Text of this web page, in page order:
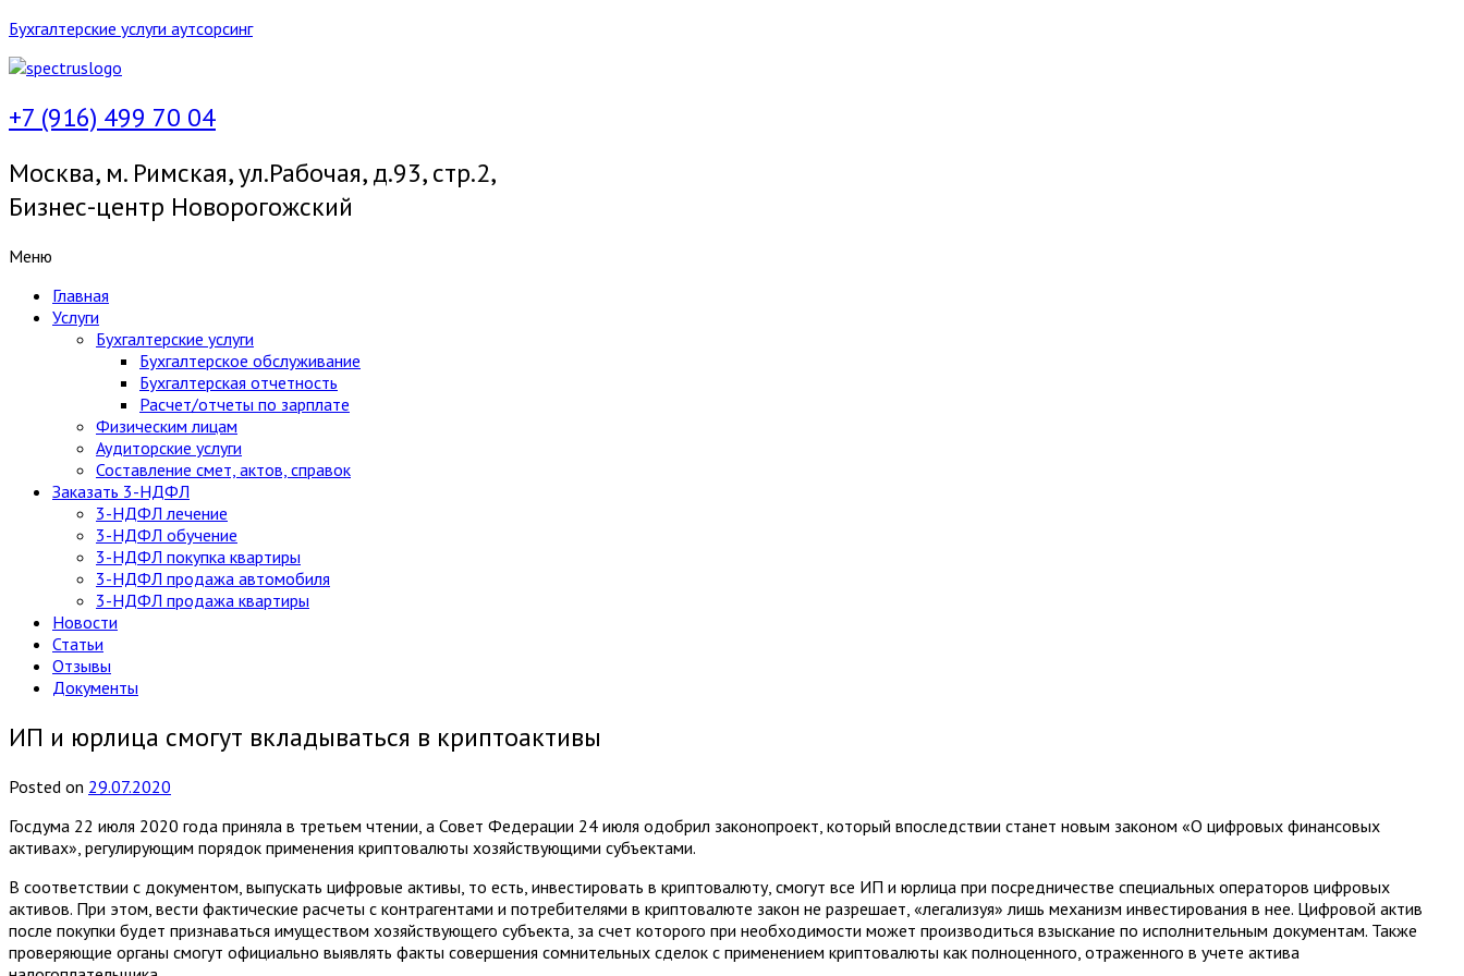
Бухгалтерские услуги аутсорсинг
+7 (916) 499 70 04
Москва, м. Римская, ул.Рабочая, д.93, стр.2,
Бизнес-центр Новорогожский
Меню
Главная
Услуги
Бухгалтерские услуги
Бухгалтерское обслуживание
Бухгалтерская отчетность
Расчет/отчеты по зарплате
Физическим лицам
Аудиторские услуги
Составление смет, актов, справок
Заказать 3-НДФЛ
3-НДФЛ лечение
3-НДФЛ обучение
3-НДФЛ покупка квартиры
3-НДФЛ продажа автомобиля
3-НДФЛ продажа квартиры
Новости
Статьи
Отзывы
Документы
ИП и юрлица смогут вкладываться в криптоактивы
Posted on 29.07.2020
Госдума 22 июля 2020 года приняла в третьем чтении, а Совет Федерации 24 июля одобрил законопроект, который впоследствии станет новым законом «О цифровых финансовых
активах», регулирующим порядок применения криптовалюты хозяйствующими субъектами.
В соответствии с документом, выпускать цифровые активы, то есть, инвестировать в криптовалюту, смогут все ИП и юрлица при посредничестве специальных операторов цифровых
активов. При этом, вести фактические расчеты с контрагентами и потребителями в криптовалюте закон не разрешает, «легализуя» лишь механизм инвестирования в нее. Цифровой актив
после покупки будет признаваться имуществом хозяйствующего субъекта, за счет которого при необходимости может производиться взыскание по исполнительным документам. Также
проверяющие органы смогут официально выявлять факты совершения сомнительных сделок с применением криптовалюты как полноценного, отраженного в учете актива